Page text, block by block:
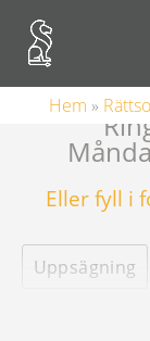
Hem »
Eller fyll i
Uppsägning
Viktiga